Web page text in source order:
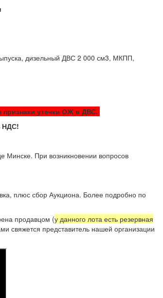
дизельный ДВС 2 000 см3, МКПП,
признаки утечки ОЖ в ДВС.
НДС!
Минске. При возникновении вопросов
плюс сбор Аукциона. Более подробно по
продавцом (у данного лота есть резервная
свяжется представитель нашей организации